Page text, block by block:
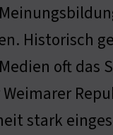
Historisch
oft das
stark